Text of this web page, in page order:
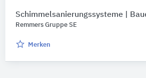
Schimmelsanierungssysteme |
Remmers Gruppe SE
Merken